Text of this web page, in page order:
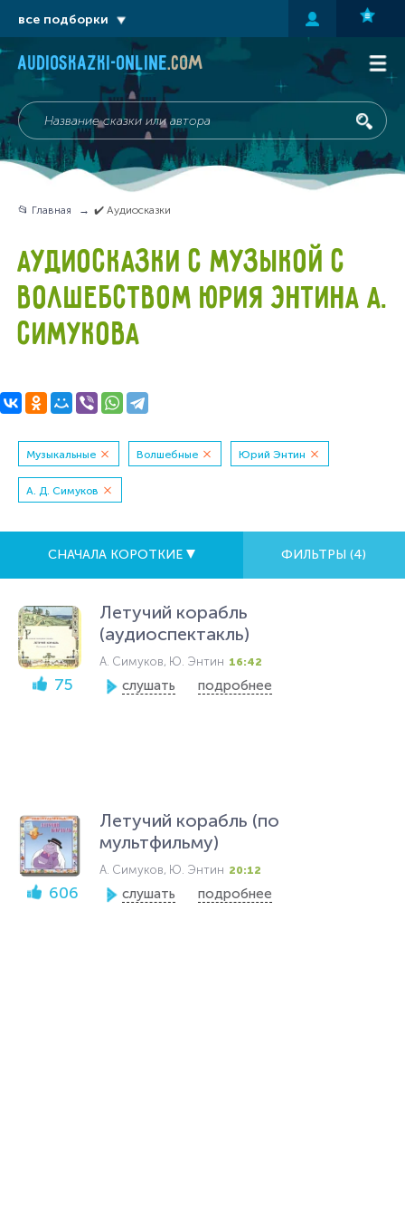
audioskazki-online.com
📂 Главная ✔️ Аудиосказки
АУДИОСКАЗКИ С МУЗЫКОЙ С
ВОЛШЕБСТВОМ ЮРИЯ ЭНТИНА А.
СИМУКОВА
Музыкальные Волшебные Юрий Энтин
А. Д. Симуков
СНАЧАЛА КОРОТКИЕ ФИЛЬТРЫ (4)
75
Летучий корабль
(аудиоспектакль)
А. Симуков, Ю. Энтин 16:42
слушать подробнее
606
Летучий корабль (по
мультфильму)
А. Симуков, Ю. Энтин 20:12
слушать подробнее
все подборки